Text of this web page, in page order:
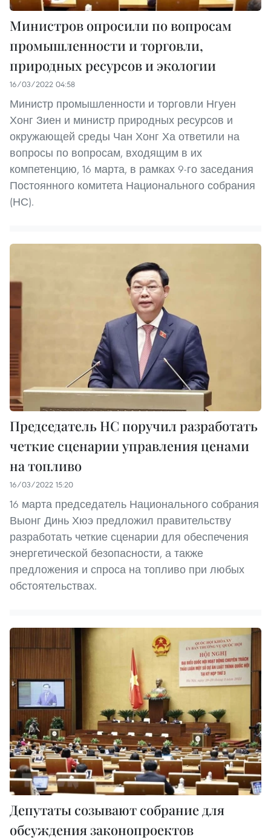
Министров опросили по вопросам
промышленности и торговли,
природных ресурсов и экологии
16/03/2022 04:58
Министр промышленности и торговли Нгуен
Хонг Зиен и министр природных ресурсов и
окружающей среды Чан Хонг Ха ответили на
вопросы по вопросам, входящим в их
компетенцию, 16 марта, в рамках 9-го заседания
Постоянного комитета Национального собрания
(НС).
Председатель НС поручил разработать
четкие сценарии управления ценами
на топливо
16/03/2022 15:20
16 марта председатель Национального собрания
Выонг Динь Хюэ предложил правительству
разработать четкие сценарии для обеспечения
энергетической безопасности, а также
предложения и спроса на топливо при любых
обстоятельствах.
Депутаты созывают собрание для
обсуждения законопроектов